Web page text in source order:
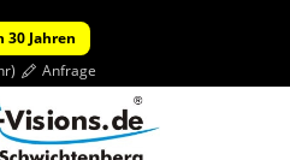
30 Jahren
Anfrage